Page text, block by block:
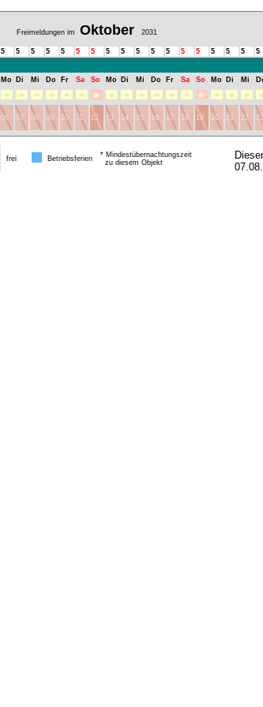
Freimeldungen im Oktober 2031
5 5 5 5 5 5 5 5 5 5 5 5 5 5 5 5 5 5
Mo Di Mi Do Fr Sa So Mo Di Mi Do Fr Sa So Mo Di Mi
06 07 08 09 10 11 12 13 14 15 16 17 18 19 20 21 22 23
frei Betriebsferien
* Mindestübernachtungszeit
zu diesem Objekt